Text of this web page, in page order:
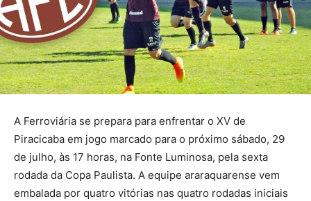
A Ferroviária se prepara para enfrentar o XV de
Piracicaba em jogo marcado para o próximo sábado, 29
de julho, às 17 horas, na Fonte Luminosa, pela sexta
rodada da Copa Paulista. A equipe araraquarense vem
embalada por quatro vitórias nas quatro rodadas iniciais